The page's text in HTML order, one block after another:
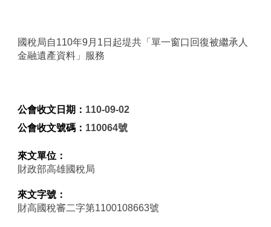
國稅局自110年9月1日起堤共「單一窗口回復被繼承人
金融遺產資料」服務
公會收文日期： 110-09-02
公會收文號碼： 110064號
來文單位：
財政部高雄國稅局
來文字號：
財高國稅審二字第1100108663號